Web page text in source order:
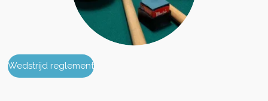
Wedstrijd reglement